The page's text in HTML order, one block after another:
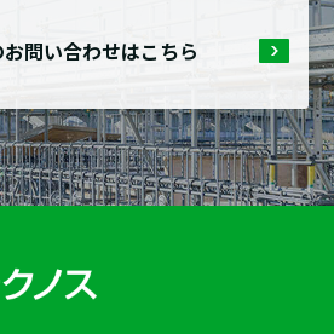
問い合わせはこちら